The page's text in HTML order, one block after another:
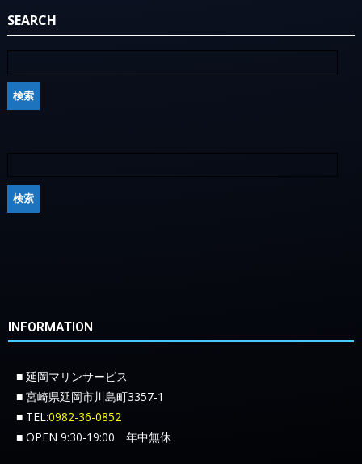
SEARCH
INFORMATION
■ 延岡マリンサービス
■ 宮崎県延岡市川島町3357-1
■ TEL:0982-36-0852
■ OPEN 9:30-19:00 年中無休